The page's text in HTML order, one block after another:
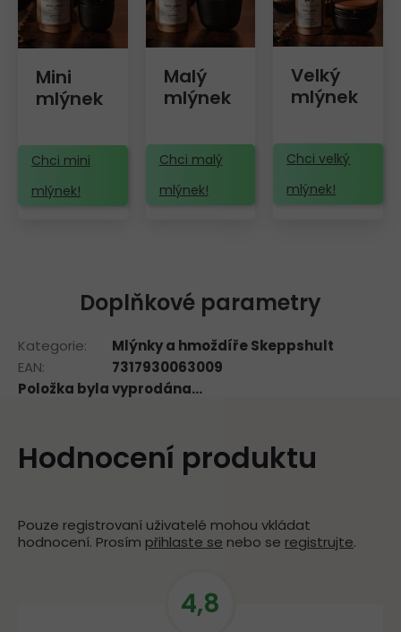
Mini
mlýnek
Chci mini
mlýnek!
Malý
mlýnek
Chci malý
mlýnek!
Velký
mlýnek
Chci velký
mlýnek!
Doplňkové parametry
Kategorie:
Mlýnky a hmoždíře Skeppshult
EAN:
7317930063009
Položka byla vyprodána…
Hodnocení produktu
Pouze registrovaní uživatelé mohou vkládat
hodnocení. Prosím přihlaste se nebo se registrujte.
4,8